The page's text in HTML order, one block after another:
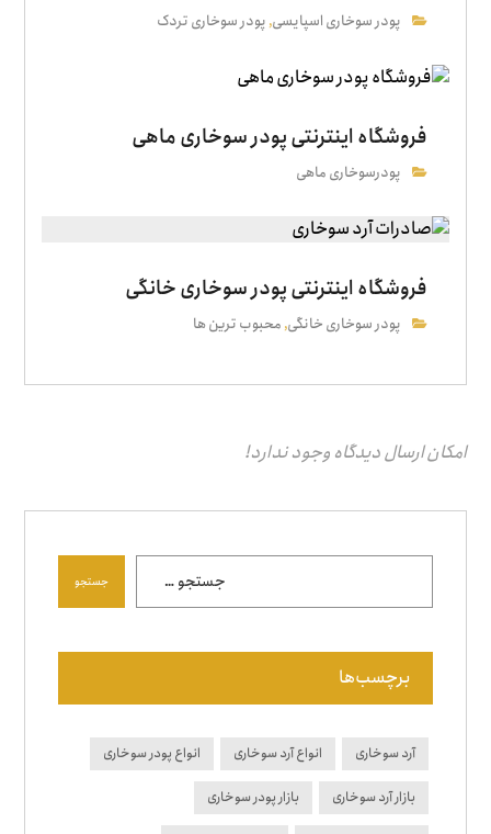
پودر سوخاری اسپایسی,پودر سوخاری تردک
فروشگاه اینترنتی پودر سوخاری ماهی
پودرسوخاری ماهی
فروشگاه اینترنتی پودر سوخاری خانگی
پودر سوخاری خانگی,محبوب ترین ها
امکان ارسال دیدگاه وجود ندارد!
جستجو
برچسب‌ها
آرد سوخاری انواع آرد سوخاری انواع پودر سوخاری
بازار آرد سوخاری بازار پودر سوخاری